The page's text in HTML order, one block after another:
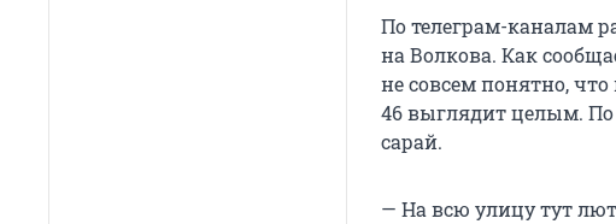
По телеграм-каналам
на Волкова. Как
не совсем понятно,
46 выглядит целым. По
сарай.
— На всю улицу тут